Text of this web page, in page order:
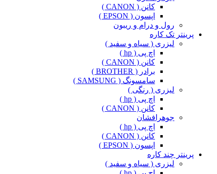
کانن ( CANON )
اپسون ( EPSON )
رول و درام و ریبون
پرینتر تک کاره
لیزری ( سیاه و سفید )
اچ پی ( hp )
کانن ( CANON )
برادر ( BROTHER )
سامسونگ ( SAMSUNG )
لیزری ( رنگی )
اچ پی ( hp )
کانن ( CANON )
جوهرافشان
اچ پی ( hp )
کانن ( CANON )
اپسون ( EPSON )
پرینتر چند کاره
لیزری ( سیاه و سفید )